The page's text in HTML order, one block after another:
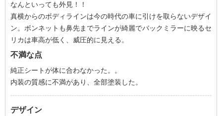
なんといっても外見！！
真横からのボディラインは今の時代の車に引けを取らないデザイ
ン。ボンネットも鼻先までラインが綺麗でバックミラーに映るセ
リカは車高が低く、威圧的に見える。
不満な点
純正シートが体に合わなかった。。
内装の質感に不満があり、全部塗装した。
デザイン